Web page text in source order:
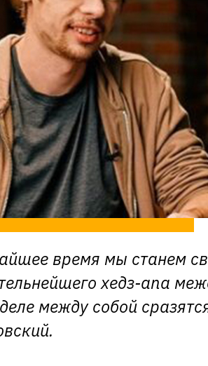
время мы станем
хедз-апа
между собой